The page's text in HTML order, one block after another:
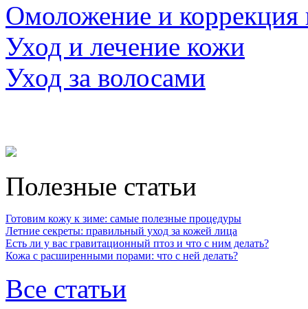
Омоложение и коррекция
Уход и лечение кожи
Уход за волосами
Полезные статьи
Готовим кожу к зиме: самые полезные процедуры
Летние секреты: правильный уход за кожей лица
Есть ли у вас гравитационный птоз и что с ним делать?
Кожа с расширенными порами: что с ней делать?
Все статьи